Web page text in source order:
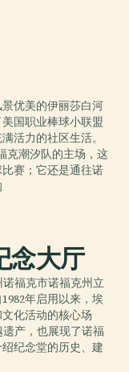
优美的伊丽莎白河
国职业棒球小联盟
活力的社区生活。
克潮汐队的主场，这
赛；它还是通往诺
念大厅
诺福克市诺福克州立
年启用以来，埃
化活动的核心场
遗产，也展现了诺福
纪念堂的历史、建